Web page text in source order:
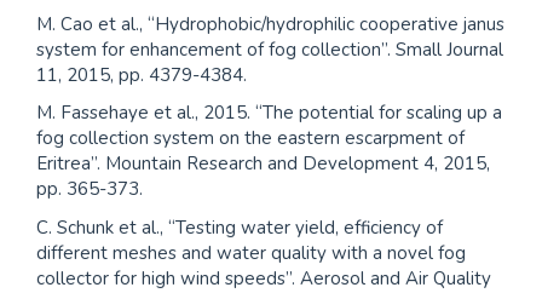
M. Cao et al., “Hydrophobic/hydrophilic cooperative janus
system for enhancement of fog collection”. Small Journal
11, 2015, pp. 4379-4384.
M. Fassehaye et al., 2015. “The potential for scaling up a
fog collection system on the eastern escarpment of
Eritrea”. Mountain Research and Development 4, 2015,
pp. 365-373.
C. Schunk et al., “Testing water yield, efficiency of
different meshes and water quality with a novel fog
collector for high wind speeds”. Aerosol and Air Quality